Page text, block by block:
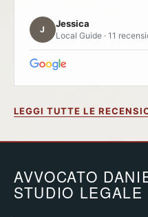
J
Jessica
Local Guide · 11
LEGGI TUTTE LE
AVVOCATO
STUDIO LEGALE